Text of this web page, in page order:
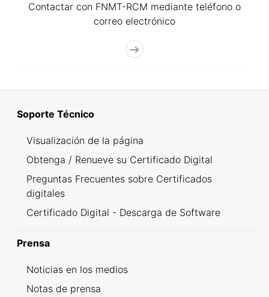
Contactar con FNMT-RCM mediante teléfono o
correo electrónico
Soporte Técnico
Visualización de la página
Obtenga / Renueve su Certificado Digital
Preguntas Frecuentes sobre Certificados
digitales
Certificado Digital - Descarga de Software
Prensa
Noticias en los medios
Notas de prensa